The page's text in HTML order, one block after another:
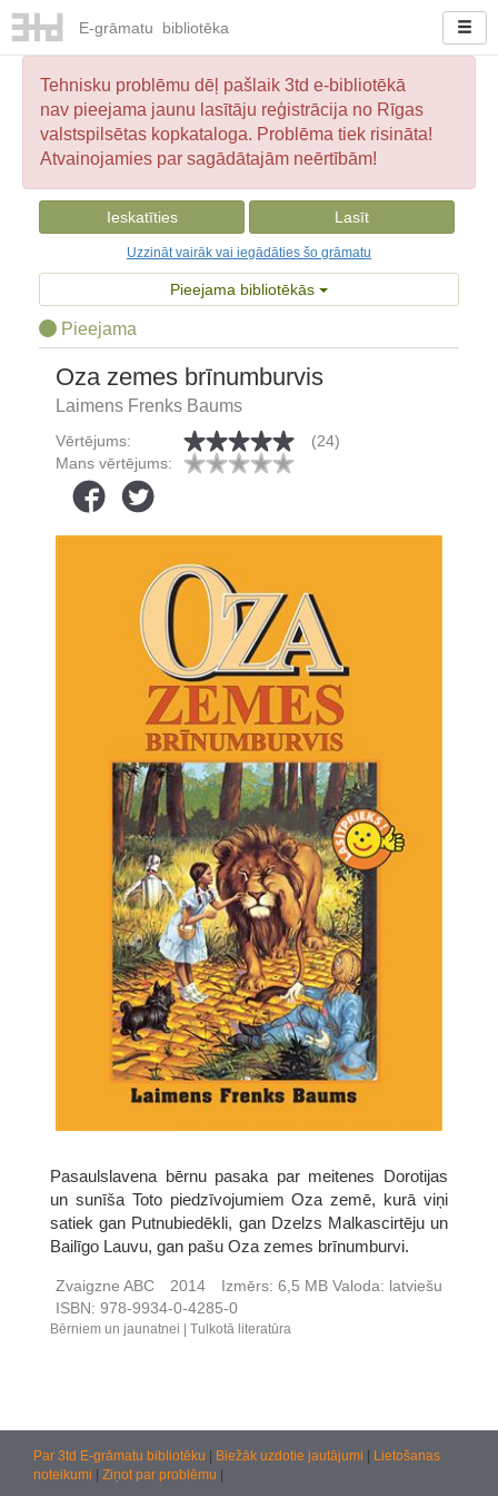
E-grāmatu bibliotēka
Tehnisku problēmu dēļ pašlaik 3td e-bibliotēkā
nav pieejama jaunu lasītāju reģistrācija no Rīgas
valstspilsētas kopkataloga. Problēma tiek risināta!
Atvainojamies par sagādātajām neērtībām!
Ieskatīties Lasīt
Uzzināt vairāk vai iegādāties šo grāmatu
Pieejama bibliotēkās
Pieejama
Oza zemes brīnumburvis
Laimens Frenks Baums
Vērtējums:
(24)
Mans vērtējums:
Pasaulslavena bērnu pasaka par meitenes Dorotijas
un sunīša Toto piedzīvojumiem Oza zemē, kurā viņi
satiek gan Putnubiedēkli, gan Dzelzs Malkascirtēju un
Bailīgo Lauvu, gan pašu Oza zemes brīnumburvi.
Zvaigzne ABC 2014 Izmērs: 6,5 MB Valoda: latviešu
ISBN: 978-9934-0-4285-0
Bērniem un jaunatnei Tulkotā literatūra
Par 3td E-grāmatu bibliotēku Biežāk uzdotie jautājumi
Lietošanas
noteikumi
Ziņot par problēmu